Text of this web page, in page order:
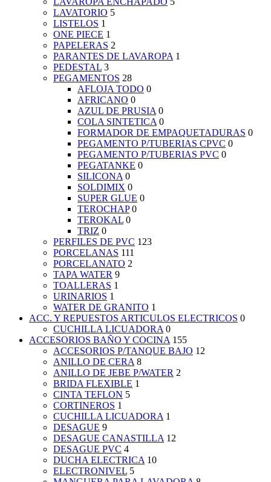
LAVATORIO 5
LISTELOS 1
ONE PIECE 1
PAPELERAS 2
PARANTES DE LAVAROPA 1
PEDESTAL 3
PEGAMENTOS 28
AFLOJA TODO 0
AFRICANO 0
AZUL DE PRUSIA 0
COLA SINTETICA 0
FORMADOR DE EMPAQUETADURAS 0
PEGAMENTO P/TUBERIAS CPVC 0
PEGAMENTO P/TUBERIAS PVC 0
PEGATANKE 0
SILICONA 0
SOLDIMIX 0
SUPER GLUE 0
TEROCHAP 0
TEROKAL 0
TRIZ 0
PERFILES DE PVC 123
PORCELANAS 111
PORCELANATO 2
TAPA WATER 9
TOALLERAS 1
URINARIOS 1
WATER DE GRANITO 1
ACC. Y REPUESTOS ARTICULOS ELECTRICOS 0
CUCHILLA LICUADORA 0
ACCESORIOS BAÑO Y COCINA 155
ACCESORIOS P/TANQUE BAJO 12
ANILLO DE CERA 8
ANILLO DE JEBE P/WATER 2
BRIDA FLEXIBLE 1
CINTA TEFLON 5
CORTINEROS 1
CUCHILLA LICUADORA 1
DESAGUE 9
DESAGUE CANASTILLA 12
DESAGUE PVC 4
DUCHA ELECTRICA 10
ELECTRONIVEL 5